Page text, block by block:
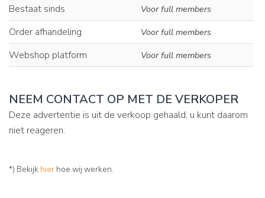
Bestaat sinds Voor full members
Order afhandeling Voor full members
Webshop platform Voor full members
NEEM CONTACT OP MET DE VERKOPER
Deze advertentie is uit de verkoop gehaald, u kunt daarom
niet reageren.
*) Bekijk hier hoe wij werken.